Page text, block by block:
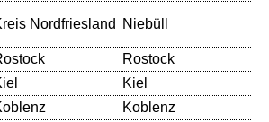
Nordfriesland Niebüll
Rostock
Kiel
Koblenz